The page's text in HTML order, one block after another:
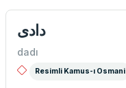
دادی
dadı
Resimli Kamus-ı Osmani